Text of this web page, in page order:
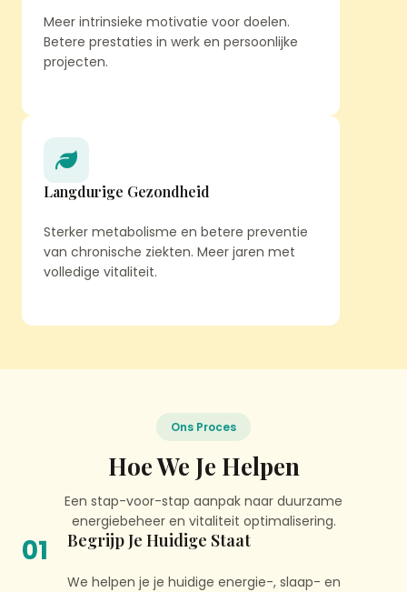
Meer intrinsieke motivatie voor doelen.
Betere prestaties in werk en persoonlijke
projecten.
Langdurige Gezondheid
Sterker metabolisme en betere preventie
van chronische ziekten. Meer jaren met
volledige vitaliteit.
Ons Proces
Hoe We Je Helpen
Een stap-voor-stap aanpak naar duurzame
energiebeheer en vitaliteit optimalisering.
01 Begrijp Je Huidige Staat
We helpen je je huidige energie-, slaap- en